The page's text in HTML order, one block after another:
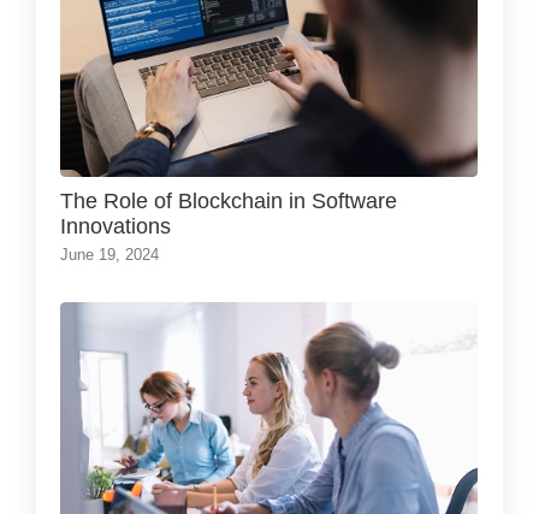
The Role of Blockchain in Software
Innovations
June 19, 2024